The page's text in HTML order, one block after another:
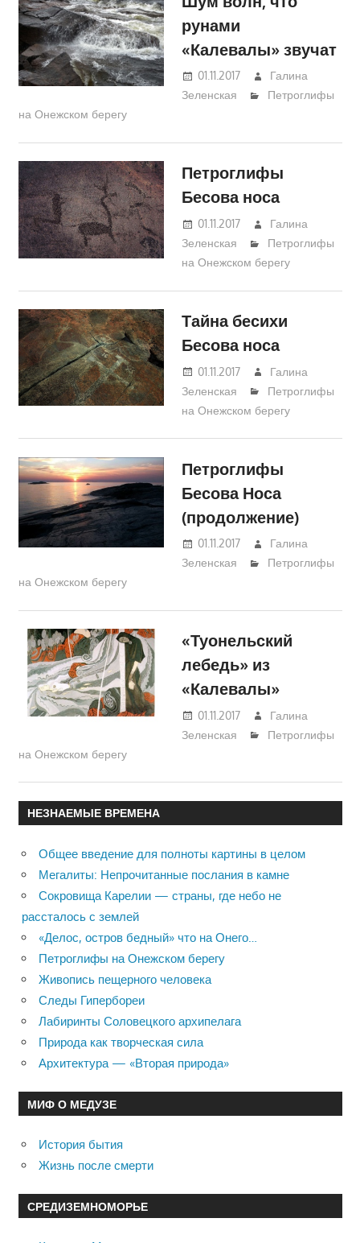
рунами
«Калевалы» звучат
01.11.2017
Галина
Зеленская
Петроглифы
на Онежском берегу
Петроглифы
Бесова носа
01.11.2017
Галина
Зеленская
Петроглифы
на Онежском берегу
Тайна бесихи
Бесова носа
01.11.2017
Галина
Зеленская
Петроглифы
на Онежском берегу
Петроглифы
Бесова Носа
(продолжение)
01.11.2017
Галина
Зеленская
Петроглифы
на Онежском берегу
«Туонельский
лебедь» из
«Калевалы»
01.11.2017
Галина
Зеленская
Петроглифы
на Онежском берегу
НЕЗНАЕМЫЕ ВРЕМЕНА
Общее введение для полноты картины в целом
Мегалиты: Непрочитанные послания в камне
Сокровища Карелии — страны, где небо не
рассталось с землей
«Делос, остров бедный» что на Онего…
Петроглифы на Онежском берегу
Живопись пещерного человека
Следы Гипербореи
Лабиринты Соловецкого архипелага
Природа как творческая сила
Архитектура — «Вторая природа»
МИФ О МЕДУЗЕ
История бытия
Жизнь после смерти
СРЕДИЗЕМНОМОРЬЕ